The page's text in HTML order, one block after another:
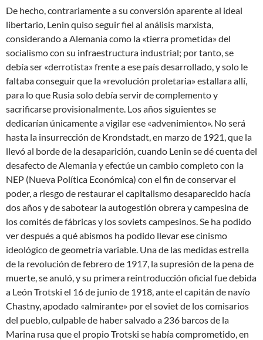
De hecho, contrariamente a su conversión aparente al ideal
libertario, Lenin quiso seguir fiel al análisis marxista,
considerando a Alemania como la «tierra prometida» del
socialismo con su infraestructura industrial; por tanto, se
debía ser «derrotista» frente a ese país desarrollado, y solo le
faltaba conseguir que la «revolución proletaria» estallara allí,
para lo que Rusia solo debía servir de complemento y
sacrificarse provisionalmente. Los años siguientes se
dedicarían únicamente a vigilar ese «advenimiento». No será
hasta la insurrección de Krondstadt, en marzo de 1921, que la
llevó al borde de la desaparición, cuando Lenin se dé cuenta del
desafecto de Alemania y efectúe un cambio completo con la
NEP (Nueva Política Económica) con el fin de conservar el
poder, a riesgo de restaurar el capitalismo desaparecido hacía
dos años y de sabotear la autogestión obrera y campesina de
los comités de fábricas y los soviets campesinos. Se ha podido
ver después a qué abismos ha podido llevar ese cinismo
ideológico de geometría variable. Una de las medidas estrella
de la revolución de febrero de 1917, la supresión de la pena de
muerte, se anuló, y su primera reintroducción oficial fue debida
a León Trotski el 16 de junio de 1918, ante el capitán de navío
Chastny, apodado «almirante» por el soviet de los comisarios
del pueblo, culpable de haber salvado a 236 barcos de la
Marina rusa que el propio Trotski se había comprometido, en